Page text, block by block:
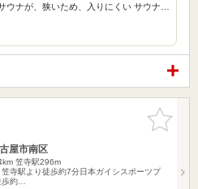
ウナが、狭いため、入りにくい サウナ…
お気に入
りに追加
屋市南区
笠寺駅296m
寺駅より徒歩約7分日本ガイシスポーツプ
約…